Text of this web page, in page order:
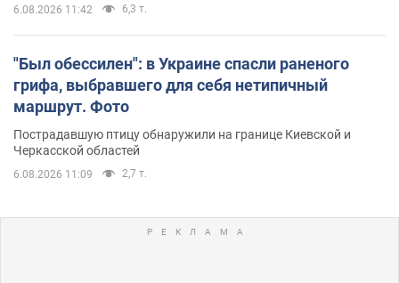
6.08.2026 11:42 6,3 т.
"Был обессилен": в Украине спасли раненого
грифа, выбравшего для себя нетипичный
маршрут. Фото
Пострадавшую птицу обнаружили на границе Киевской и
Черкасской областей
6.08.2026 11:09 2,7 т.